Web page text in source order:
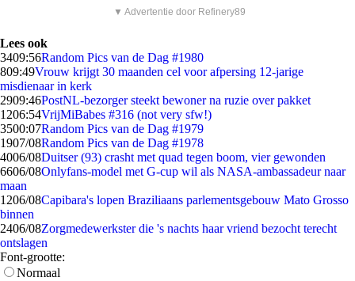
▼ Advertentie door Refinery89
Lees ook
3409:56Random Pics van de Dag #1980
809:49Vrouw krijgt 30 maanden cel voor afpersing 12-jarige
misdienaar in kerk
2909:46PostNL-bezorger steekt bewoner na ruzie over pakket
1206:54VrijMiBabes #316 (not very sfw!)
3500:07Random Pics van de Dag #1979
1907/08Random Pics van de Dag #1978
4006/08Duitser (93) crasht met quad tegen boom, vier gewonden
6606/08Onlyfans-model met G-cup wil als NASA-ambassadeur naar
maan
1206/08Capibara's lopen Braziliaans parlementsgebouw Mato Grosso
binnen
2406/08Zorgmedewerkster die 's nachts haar vriend bezocht terecht
ontslagen
Font-grootte:
Normaal